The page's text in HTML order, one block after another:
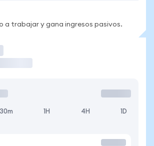
a trabajar y gana ingresos pasivos.
30m 1H 4H 1D